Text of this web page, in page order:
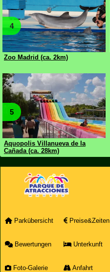
4
Zoo Madrid (ca. 2km)
5
Aquopolis Villanueva de la
Cañada (ca. 28km)
Parkübersicht Preise&Zeiten
Bewertungen Unterkunft
Foto-Galerie Anfahrt